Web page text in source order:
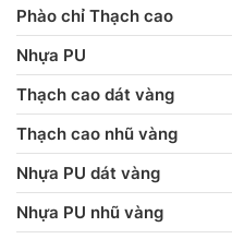
Phào chỉ Thạch cao
Nhựa PU
Thạch cao dát vàng
Thạch cao nhũ vàng
Nhựa PU dát vàng
Nhựa PU nhũ vàng